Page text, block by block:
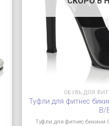
ОБУВЬ ДЛЯ
Туфли для фитнес
B/
Туфли для фитнес бикини